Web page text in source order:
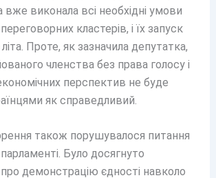
виконала всі необхідні умови
кластерів, і їх запуск
Проте, як зазначила депутатка,
членства без права голосу і
перспектив не буде
як справедливий.
також порушувалося питання
Було досягнуто
демонстрацію єдності навколо